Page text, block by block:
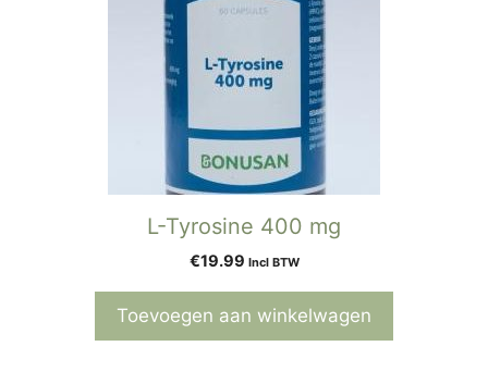
L-Tyrosine 400 mg
€19.99 Incl BTW
Toevoegen aan winkelwagen